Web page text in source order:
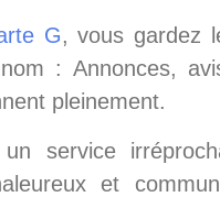
G, vous gardez
: Annonces,
pleinement.
service
et